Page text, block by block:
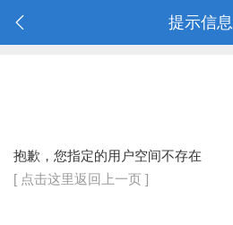
提示信息
抱歉，您指定的用户空间不存在
[ 点击这里返回上一页 ]